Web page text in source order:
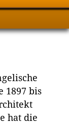
1897 bis
hat die